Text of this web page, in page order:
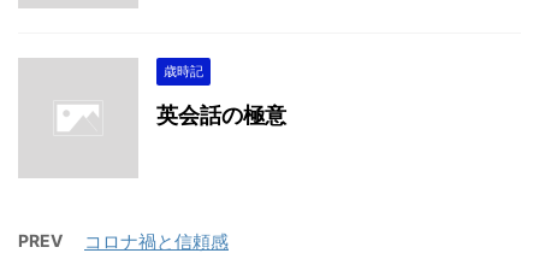
歳時記
英会話の極意
PREV コロナ禍と信頼感